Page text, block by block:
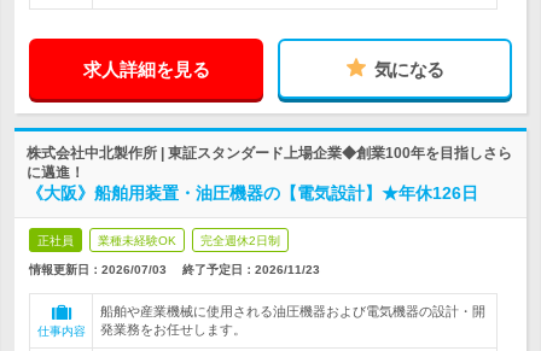
求人詳細を見る 気になる
株式会社中北製作所 | 東証スタンダード上場企業◆創業100年を目指しさら
に邁進！
《大阪》船舶用装置・油圧機器の【電気設計】★年休126日
正社員 業種未経験OK 完全週休2日制
情報更新日：2026/07/03 終了予定日： 2026/11/23
仕事内容
船舶や産業機械に使用される油圧機器および電気機器の設計・開
発業務をお任せします。